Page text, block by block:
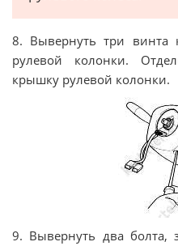
8. Вывернуть три винта
рулевой колонки.
крышку рулевой колонки.
9. Вывернуть два болта,